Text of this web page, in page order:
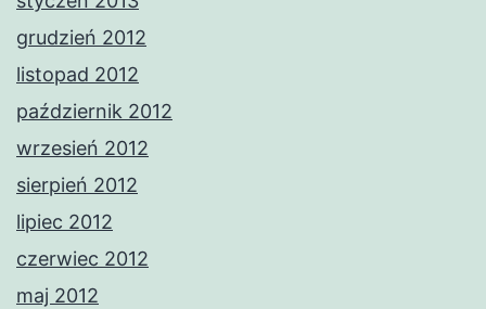
grudzień 2012
listopad 2012
październik 2012
wrzesień 2012
sierpień 2012
lipiec 2012
czerwiec 2012
maj 2012